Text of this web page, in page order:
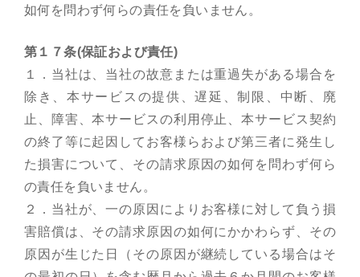
如何を問わず何らの責任を負いません。
第１７条(保証および責任)
１．当社は、当社の故意または重過失がある場合を
除き、本サービスの提供、遅延、制限、中断、廃
止、障害、本サービスの利用停止、本サービス契約
の終了等に起因してお客様らおよび第三者に発生し
た損害について、その請求原因の如何を問わず何ら
の責任を負いません。
２．当社が、一の原因によりお客様に対して負う損
害賠償は、その請求原因の如何にかかわらず、その
原因が生じた日（その原因が継続している場合はそ